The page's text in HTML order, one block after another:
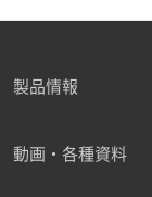
ご勤務先
製品情報
動画・各種資料